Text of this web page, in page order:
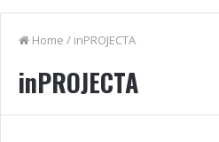
Home / inPROJECTA
inPROJECTA